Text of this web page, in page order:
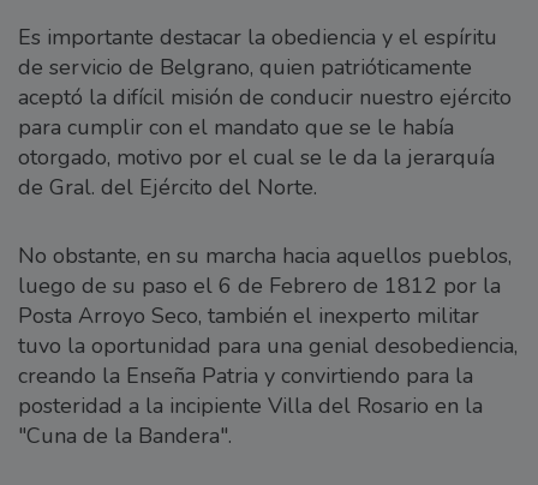
Es importante destacar la obediencia y el espíritu
de servicio de Belgrano, quien patrióticamente
aceptó la difícil misión de conducir nuestro ejército
para cumplir con el mandato que se le había
otorgado, motivo por el cual se le da la jerarquía
de Gral. del Ejército del Norte.
No obstante, en su marcha hacia aquellos pueblos,
luego de su paso el 6 de Febrero de 1812 por la
Posta Arroyo Seco, también el inexperto militar
tuvo la oportunidad para una genial desobediencia,
creando la Enseña Patria y convirtiendo para la
posteridad a la incipiente Villa del Rosario en la
"Cuna de la Bandera".